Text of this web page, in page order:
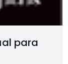
para